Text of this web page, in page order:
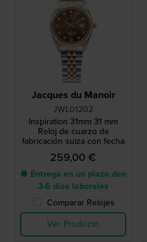
Jacques du Manoir
JWL01202
Inspiration 31mm 31 mm
Reloj de cuarzo de
fabricación suiza con fecha
259,00 €
● Entrega en un plazo den
3-6 días laborales
Comparar Relojes
Ver Producto